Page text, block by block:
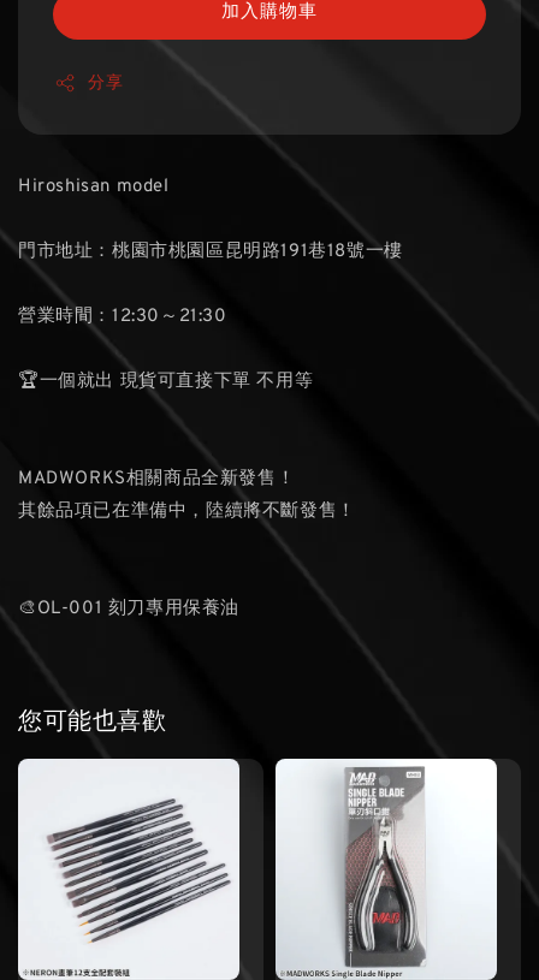
加入購物車
分享
Hiroshisan model
門市地址：桃園市桃園區昆明路191巷18號一樓
營業時間：12:30～21:30
🏆一個就出 現貨可直接下單 不用等
MADWORKS相關商品全新發售！
其餘品項已在準備中，陸續將不斷發售！
🎨OL-001 刻刀專用保養油
您可能也喜歡